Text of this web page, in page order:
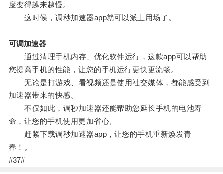
度变得越来越慢。
这时候，调秒加速器app就可以派上用场了。
可调加速器
通过清理手机内存、优化软件运行，这款app可以帮助
您提高手机的性能，让您的手机运行更快更流畅。
无论是打游戏、看视频还是使用社交媒体，都能感受到
加速器带来的快感。
不仅如此，调秒加速器还能帮助您延长手机的电池寿
命，让您的手机使用更加省心。
赶紧下载调秒加速器app，让您的手机重新焕发青
春！。
#37#